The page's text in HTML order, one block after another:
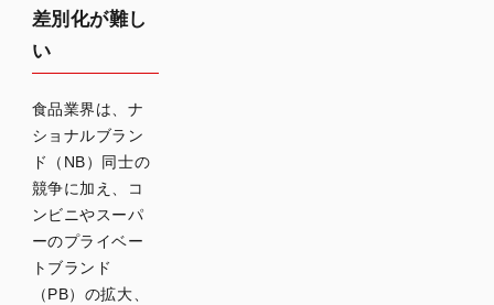
差別化が難し
い
食品業界は、ナ
ショナルブラン
ド（NB）同士の
競争に加え、コ
ンビニやスーパ
ーのプライベー
トブランド
（PB）の拡大、